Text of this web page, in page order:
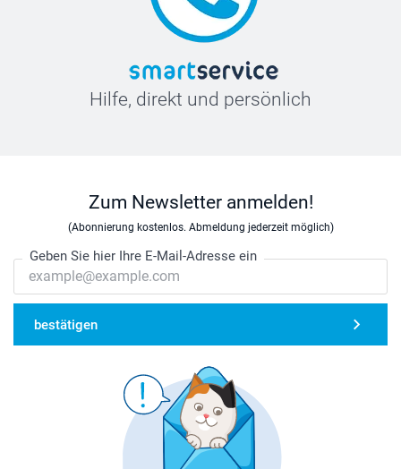
Hilfe, direkt und persönlich
Zum Newsletter anmelden!
(Abonnierung kostenlos. Abmeldung jederzeit möglich)
Geben Sie hier Ihre E-Mail-Adresse ein
bestätigen